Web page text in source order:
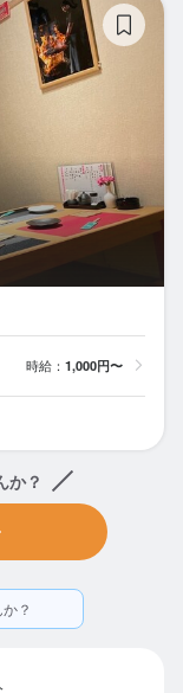
時給： 1,000円〜
か？
？